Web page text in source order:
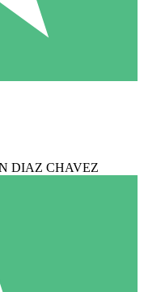
DIAZ CHAVEZ